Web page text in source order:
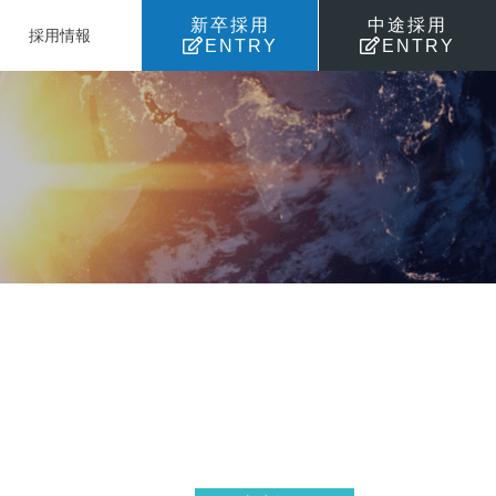
採用情報
新卒採用
ENTRY
中途採用
ENTRY